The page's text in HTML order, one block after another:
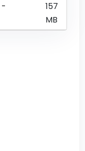
-
157
MB